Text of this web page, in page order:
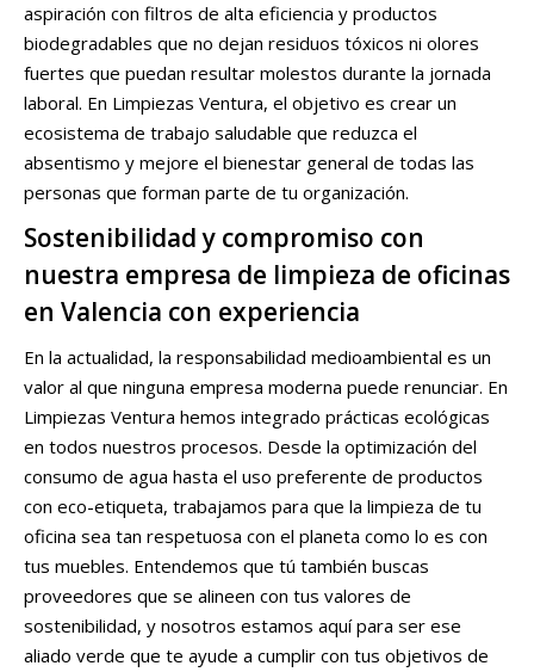
aspiración con filtros de alta eficiencia y productos
biodegradables que no dejan residuos tóxicos ni olores
fuertes que puedan resultar molestos durante la jornada
laboral. En Limpiezas Ventura, el objetivo es crear un
ecosistema de trabajo saludable que reduzca el
absentismo y mejore el bienestar general de todas las
personas que forman parte de tu organización.
Sostenibilidad y compromiso con
nuestra empresa de limpieza de oficinas
en Valencia con experiencia
En la actualidad, la responsabilidad medioambiental es un
valor al que ninguna empresa moderna puede renunciar. En
Limpiezas Ventura hemos integrado prácticas ecológicas
en todos nuestros procesos. Desde la optimización del
consumo de agua hasta el uso preferente de productos
con eco-etiqueta, trabajamos para que la limpieza de tu
oficina sea tan respetuosa con el planeta como lo es con
tus muebles. Entendemos que tú también buscas
proveedores que se alineen con tus valores de
sostenibilidad, y nosotros estamos aquí para ser ese
aliado verde que te ayude a cumplir con tus objetivos de